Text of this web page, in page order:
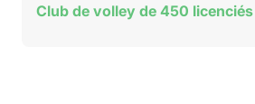
Club de volley de 450 licenciés